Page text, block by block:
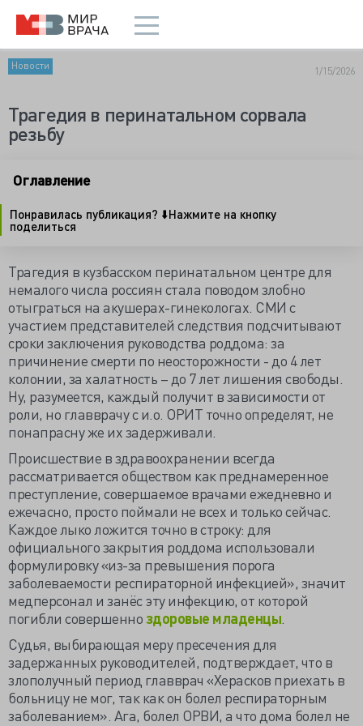
Новости 1/15/2026
Трагедия в перинатальном сорвала
резьбу
Оглавление
Понравилась публикация? ⬇️Нажмите на кнопку
поделиться
Трагедия в кузбасском перинатальном центре для
немалого числа россиян стала поводом злобно
отыграться на акушерах-гинекологах. СМИ с
участием представителей следствия подсчитывают
сроки заключения руководства роддома: за
причинение смерти по неосторожности - до 4 лет
колонии, за халатность – до 7 лет лишения свободы.
Ну, разумеется, каждый получит в зависимости от
роли, но главврачу с и.о. ОРИТ точно определят, не
понапрасну же их задерживали.
Происшествие в здравоохранении всегда
рассматривается обществом как преднамеренное
преступление, совершаемое врачами ежедневно и
ежечасно, просто поймали не всех и только сейчас.
Каждое лыко ложится точно в строку: для
официального закрытия роддома использовали
формулировку «из-за превышения порога
заболеваемости респираторной инфекцией», значит
медперсонал и занёс эту инфекцию, от которой
погибли совершенноздоровые младенцы
Судья, выбирающая меру пресечения для
задержанных руководителей, подтверждает, что в
злополучный период главврач «Херасков приехать в
больницу не мог, так как он болел респираторным
заболеванием». Ага, болел ОРВИ, а что дома болел не